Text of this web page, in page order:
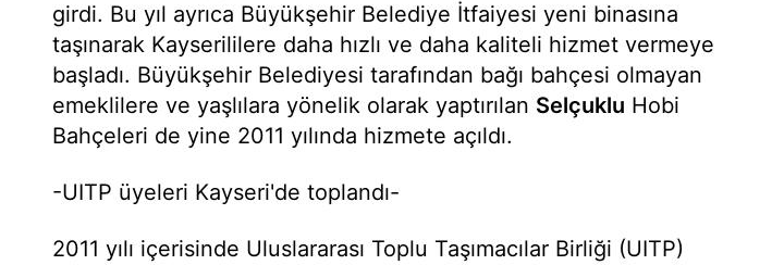
girdi. Bu yıl ayrıca Büyükşehir Belediye İtfaiyesi yeni binasına
taşınarak Kayserililere daha hızlı ve daha kaliteli hizmet vermeye
başladı. Büyükşehir Belediyesi tarafından bağı bahçesi olmayan
emeklilere ve yaşlılara yönelik olarak yaptırılan Selçuklu Hobi
Bahçeleri de yine 2011 yılında hizmete açıldı.
-UITP üyeleri Kayseri'de toplandı-
2011 yılı içerisinde Uluslararası Toplu Taşımacılar Birliği (UITP)